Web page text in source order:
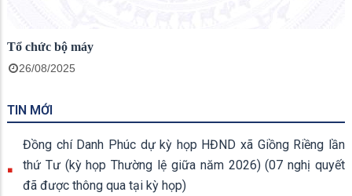
Tổ chức bộ máy
26/08/2025
TIN MỚI
Đồng chí Danh Phúc dự kỳ họp HĐND xã Giồng Riềng lần
thứ Tư (kỳ họp Thường lệ giữa năm 2026) (07 nghị quyết
đã được thông qua tại kỳ họp)